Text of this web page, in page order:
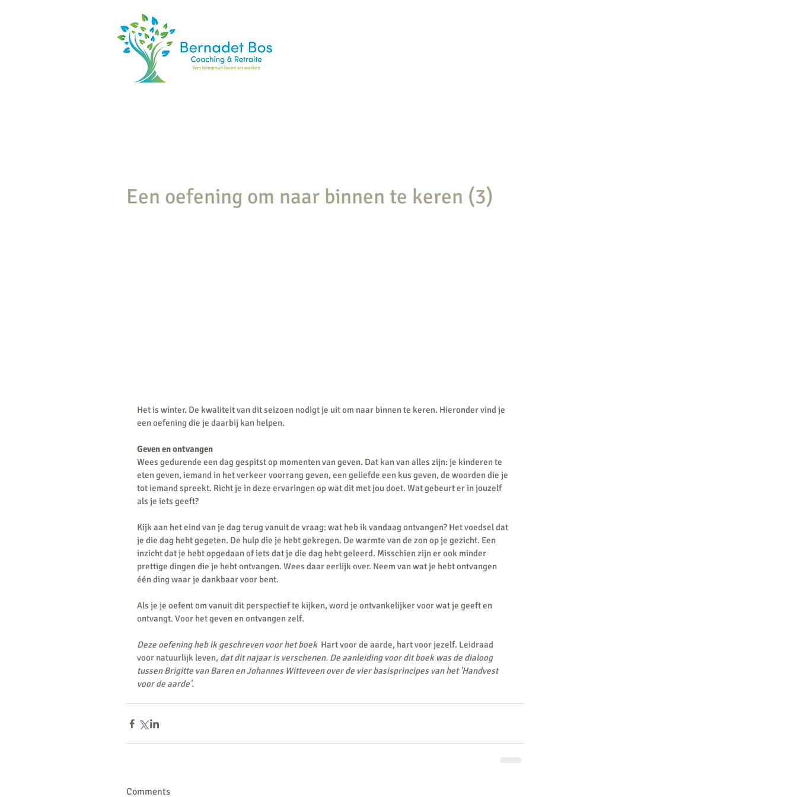
Een oefening om naar binnen te keren (3)
Het is winter. De kwaliteit van dit seizoen nodigt je uit om naar binnen te keren. Hieronder vind je
een oefening die je daarbij kan helpen.
Geven en ontvangen
Wees gedurende een dag gespitst op momenten van geven. Dat kan van alles zijn: je kinderen te
eten geven, iemand in het verkeer voorrang geven, een geliefde een kus geven, de woorden die je
tot iemand spreekt. Richt je in deze ervaringen op wat dit met jou doet. Wat gebeurt er in jouzelf
als je iets geeft?
Kijk aan het eind van je dag terug vanuit de vraag: wat heb ik vandaag ontvangen? Het voedsel dat
je die dag hebt gegeten. De hulp die je hebt gekregen. De warmte van de zon op je gezicht. Een
inzicht dat je hebt opgedaan of iets dat je die dag hebt geleerd. Misschien zijn er ook minder
prettige dingen die je hebt ontvangen. Wees daar eerlijk over. Neem van wat je hebt ontvangen
één ding waar je dankbaar voor bent.
Als je je oefent om vanuit dit perspectief te kijken, word je ontvankelijker voor wat je geeft en
ontvangt. Voor het geven en ontvangen zelf.
Deze oefening heb ik geschreven voor het boek Hart voor de aarde, hart voor jezelf. Leidraad
voor natuurlijk leven, dat dit najaar is verschenen. De aanleiding voor dit boek was de dialoog
tussen Brigitte van Baren en Johannes Witteveen over de vier basisprincipes van het 'Handvest
voor de aarde'.
Comments